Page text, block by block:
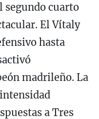
segundo cuarto
El Vítaly
hasta
madrileño. La
a Tres